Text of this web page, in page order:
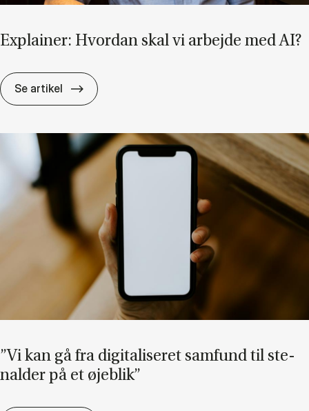
Ex­plai­ner: Hvor­dan skal vi ar­bej­de med AI?
Se artikel Ex­plai­ner: Hvor­dan skal vi ar­bej­de med AI?
”Vi kan gå fra di­gi­ta­li­se­ret sam­fund til ste­
nal­der på et øje­blik”